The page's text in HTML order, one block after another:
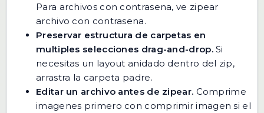
Para archivos con contrasena, ve zipear
archivo con contrasena.
Preservar estructura de carpetas en
multiples selecciones drag-and-drop.Si
necesitas un layout anidado dentro del zip,
arrastra la carpeta padre.
Editar un archivo antes de zipear. Comprime
imagenes primero con comprimir imagen si el